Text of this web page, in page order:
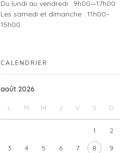
Du lundi au vendredi : 9h00—17h00
Les samedi et dimanche : 11h00–
15h00
CALENDRIER
août 2026
L M M J V S D
1
2
3
4 5 6 7 8
9